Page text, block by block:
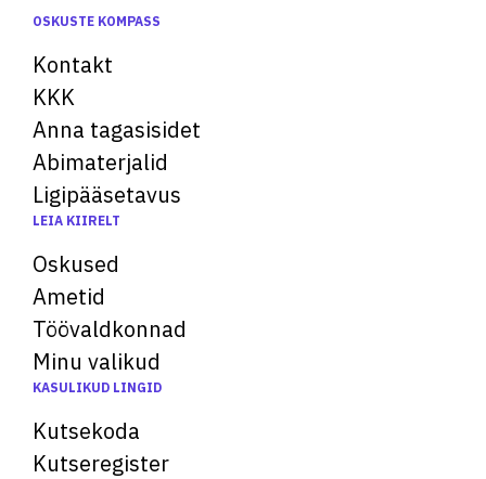
OSKUSTE KOMPASS
Kontakt
KKK
Anna tagasisidet
Abimaterjalid
Ligipääsetavus
LEIA KIIRELT
Oskused
Ametid
Töövaldkonnad
Minu valikud
KASULIKUD LINGID
Kutsekoda
Kutseregister